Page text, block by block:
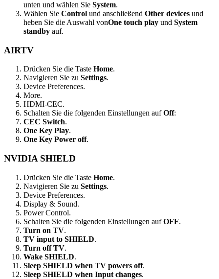
unten und wählen Sie System.
Wählen Sie Control und anschließend Other devices und
heben Sie die Auswahl vonOne touch play und System
standby auf.
AIRTV
Drücken Sie die Taste Home.
Navigieren Sie zu Settings.
Device Preferences.
More.
HDMI-CEC.
Schalten Sie die folgenden Einstellungen aufOff:
CEC Switch.
One Key Play.
One Key Power off.
NVIDIA SHIELD
Drücken Sie die Taste Home.
Navigieren Sie zu Settings.
Device Preferences.
Display & Sound.
Power Control.
Schalten Sie die folgenden Einstellungen aufOFF.
Turn on TV.
TV input to SHIELD.
Turn off TV.
Wake SHIELD.
Sleep SHIELD when TV powers off.
Sleep SHIELD when Input changes.